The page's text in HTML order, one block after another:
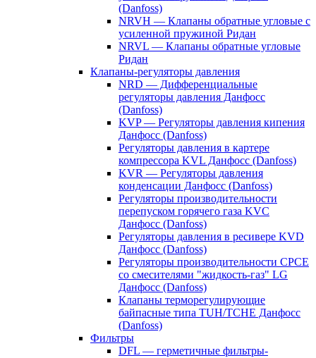
(Danfoss)
NRVH — Клапаны обратные угловые с
усиленной пружиной Ридан
NRVL — Клапаны обратные угловые
Ридан
Клапаны-регуляторы давления
NRD — Дифференциальные
регуляторы давления Данфосс
(Danfoss)
KVP — Регуляторы давления кипения
Данфосс (Danfoss)
Регуляторы давления в картере
компрессора KVL Данфосс (Danfoss)
KVR — Регуляторы давления
конденсации Данфосс (Danfoss)
Регуляторы производительности
перепуском горячего газа KVC
Данфосс (Danfoss)
Регуляторы давления в ресивере KVD
Данфосс (Danfoss)
Регуляторы производительности CPCE
со смесителями "жидкость-газ" LG
Данфосс (Danfoss)
Клапаны терморегулирующие
байпасные типа TUH/TCHE Данфосс
(Danfoss)
Фильтры
DFL — герметичные фильтры-